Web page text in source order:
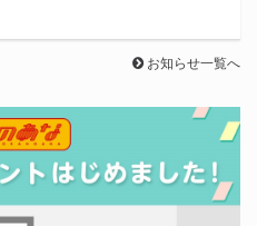
お知らせ一覧へ